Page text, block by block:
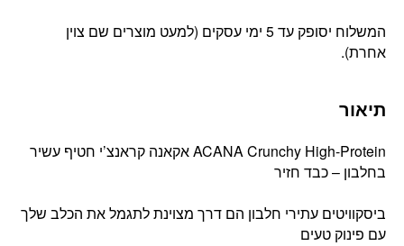
המשלוח יסופק עד 5 ימי עסקים (למעט מוצרים שם צוין
אחרת).
תיאור
ACANA Crunchy High-Protein אקאנה קראנצ’י חטיף עשיר
בחלבון – כבד חזיר
ביסקוויטים עתירי חלבון הם דרך מצוינת לתגמל את הכלב שלך
עם פינוק טעים